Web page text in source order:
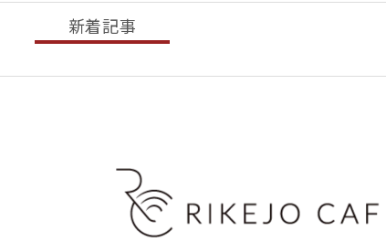
り特定し、原則として本人の同意を得た上で、適法か
き、本人の同意なく第三者へ提供しません。
新着記事